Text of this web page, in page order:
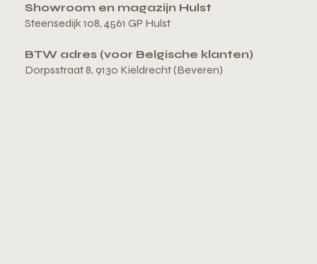
Showroom en magazijn Hulst
Steensedijk 108, 4561 GP Hulst
BTW adres (voor Belgische klanten)
Dorpsstraat 8, 9130 Kieldrecht (Beveren)